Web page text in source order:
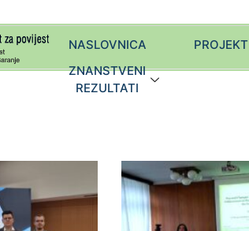
NASLOVNICA PROJEKT
ZNANSTVENI
REZULTATI